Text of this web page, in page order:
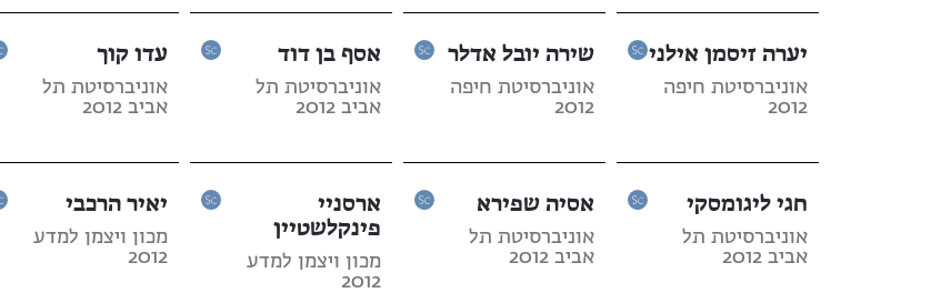
יערה זיסמן אילני
אוניברסיטת חיפה
2012
שירה יובל אדלר
אוניברסיטת חיפה
2012
אסף בן דוד
אוניברסיטת תל
אביב 2012
עדו קוך
אוניברסיטת תל
אביב 2012
חגי ליגומסקי
אוניברסיטת תל
אביב 2012
אסיה שפירא
אוניברסיטת תל
אביב 2012
ארסניי
פינקלשטיין
מכון ויצמן למדע
2012
יאיר הרכבי
מכון ויצמן למדע
2012